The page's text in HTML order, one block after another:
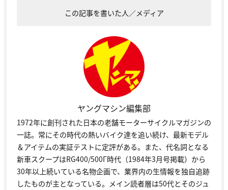
この記事を書いた人／メディア
ヤングマシン編集部
1972年に創刊された日本の老舗モーターサイクルマガジンの
一誌。常にその時代の熱いバイク達を追い続け、最新モデル
＆アイテムの実証テストに定評がある。また、代名詞となる
新車スクープはRG400/500Γ時代（1984年3月号掲載）から
30年以上続いている名物企画で、業界内の生情報を独自追跡
したものが主となっている。メイン読者層は50代とそのジュ